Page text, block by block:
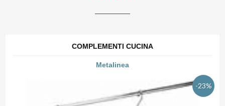
COMPLEMENTI CUCINA
Metalinea
-23%